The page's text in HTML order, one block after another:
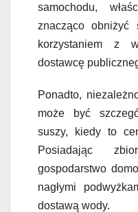
samochodu,
znacząco obniżyć
korzystaniem z
dostawcę
Ponadto,
może być
suszy, kiedy to
Posiadając
gospodarstwo
nagłymi
dostawą wody.